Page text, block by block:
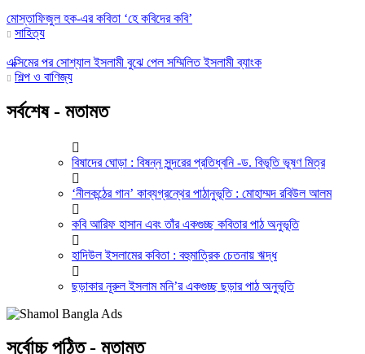
মোস্তাফিজুল হক-এর কবিতা ‘হে কবিদের কবি’
সাহিত্য
এক্সিমের পর সোশ্যাল ইসলামী বুঝে পেল সম্মিলিত ইসলামী ব্যাংক
শিল্প ও বাণিজ্য
সর্বশেষ - মতামত
বিষাদের ঘোড়া : বিষন্ন সুন্দরের প্রতিধ্বনি -ড. বিভূতি ভূষণ মিত্র
‘নীলকন্ঠের গান’ কাব্যগ্রন্থের পাঠানুভূতি : মোহাম্মদ রবিউল আলম
কবি আরিফ হাসান এবং তাঁর একগুচ্ছ কবিতার পাঠ অনুভূতি
হাদিউল ইসলামের কবিতা : বহুমাত্রিক চেতনায় ঋদ্ধ
ছড়াকার নূরুল ইসলাম মনি’র একগুচ্ছ ছড়ার পাঠ অনুভূতি
সর্বোচ্চ পঠিত - মতামত